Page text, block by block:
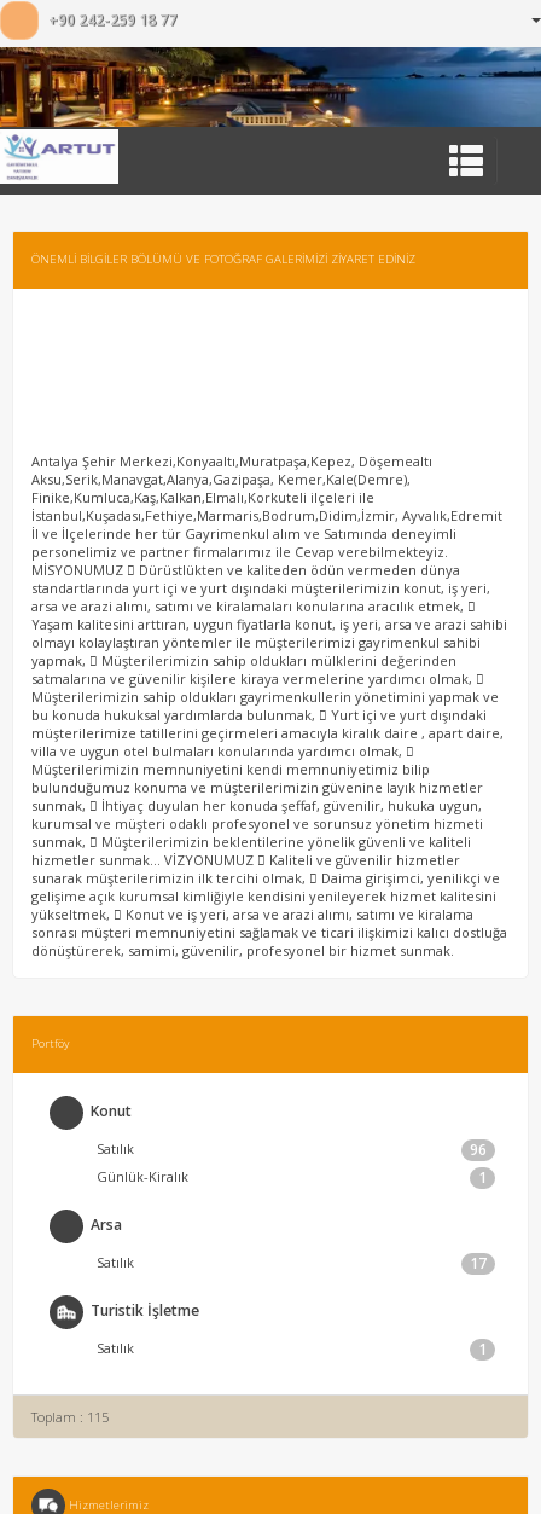
+90 242-259 18 77
ÖNEMLİ BİLGİLER BÖLÜMÜ VE FOTOĞRAF GALERİMİZİ ZİYARET EDİNİZ
Antalya Şehir Merkezi,Konyaaltı,Muratpaşa,Kepez, Döşemealtı
Aksu,Serik,Manavgat,Alanya,Gazipaşa, Kemer,Kale(Demre),
Finike,Kumluca,Kaş,Kalkan,Elmalı,Korkuteli ilçeleri ile
İstanbul,Kuşadası,Fethiye,Marmaris,Bodrum,Didim,İzmir, Ayvalık,Edremit
İl ve İlçelerinde her tür Gayrimenkul alım ve Satımında deneyimli
personelimiz ve partner firmalarımız ile Cevap verebilmekteyiz.
MİSYONUMUZ  Dürüstlükten ve kaliteden ödün vermeden dünya
standartlarında yurt içi ve yurt dışındaki müşterilerimizin konut, iş yeri,
arsa ve arazi alımı, satımı ve kiralamaları konularına aracılık etmek, 
Yaşam kalitesini arttıran, uygun fiyatlarla konut, iş yeri, arsa ve arazi sahibi
olmayı kolaylaştıran yöntemler ile müşterilerimizi gayrimenkul sahibi
yapmak,  Müşterilerimizin sahip oldukları mülklerini değerinden
satmalarına ve güvenilir kişilere kiraya vermelerine yardımcı olmak, 
Müşterilerimizin sahip oldukları gayrimenkullerin yönetimini yapmak ve
bu konuda hukuksal yardımlarda bulunmak,  Yurt içi ve yurt dışındaki
müşterilerimize tatillerini geçirmeleri amacıyla kiralık daire , apart daire,
villa ve uygun otel bulmaları konularında yardımcı olmak, 
Müşterilerimizin memnuniyetini kendi memnuniyetimiz bilip
bulunduğumuz konuma ve müşterilerimizin güvenine layık hizmetler
sunmak,  İhtiyaç duyulan her konuda şeffaf, güvenilir, hukuka uygun,
kurumsal ve müşteri odaklı profesyonel ve sorunsuz yönetim hizmeti
sunmak,  Müşterilerimizin beklentilerine yönelik güvenli ve kaliteli
hizmetler sunmak… VİZYONUMUZ  Kaliteli ve güvenilir hizmetler
sunarak müşterilerimizin ilk tercihi olmak,  Daima girişimci, yenilikçi ve
gelişime açık kurumsal kimliğiyle kendisini yenileyerek hizmet kalitesini
yükseltmek,  Konut ve iş yeri, arsa ve arazi alımı, satımı ve kiralama
sonrası müşteri memnuniyetini sağlamak ve ticari ilişkimizi kalıcı dostluğa
dönüştürerek, samimi, güvenilir, profesyonel bir hizmet sunmak.
Portföy
Konut
Satılık 96
Günlük-Kiralık 1
Arsa
Satılık 17
Turistik İşletme
Satılık 1
Toplam : 115
Hizmetlerimiz